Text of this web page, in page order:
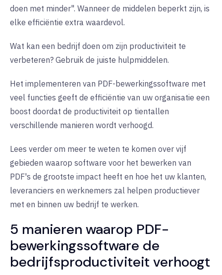
doen met minder". Wanneer de middelen beperkt zijn, is
elke efficiëntie extra waardevol.
Wat kan een bedrijf doen om zijn productiviteit te
verbeteren? Gebruik de juiste hulpmiddelen.
Het implementeren van PDF-bewerkingssoftware met
veel functies geeft de efficiëntie van uw organisatie een
boost doordat de productiviteit op tientallen
verschillende manieren wordt verhoogd.
Lees verder om meer te weten te komen over vijf
gebieden waarop software voor het bewerken van
PDF's de grootste impact heeft en hoe het uw klanten,
leveranciers en werknemers zal helpen productiever
met en binnen uw bedrijf te werken.
5 manieren waarop PDF-
bewerkingssoftware de
bedrijfsproductiviteit verhoogt